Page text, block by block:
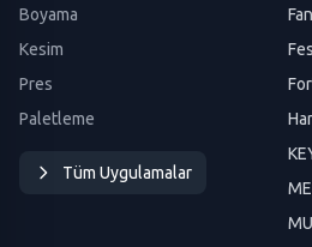
Boyama
Kesim
Pres
Paletleme
Tüm Uygulamalar